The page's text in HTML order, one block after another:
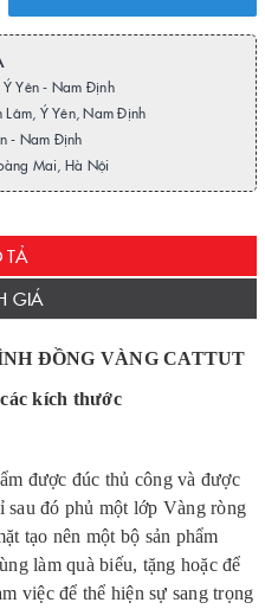
Yên - Nam Định
Ý Yên, Nam Định
- Nam Định
Mai, Hà Nội
TẢ
GIÁ
ĐỒNG VÀNG CATTUT
kích thước
được đúc thủ công và được
sau đó phủ một lớp Vàng ròng
tạo nên một bộ sản phẩm
làm quà biếu, tặng hoặc để
việc để thể hiện sự sang trọng